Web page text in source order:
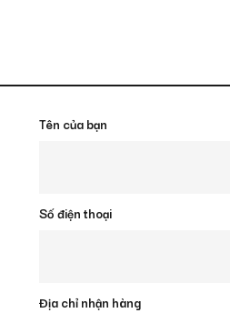
Tên của bạn
Số điện thoại
Địa chỉ nhận hàng